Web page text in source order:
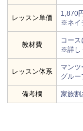
レッスン単価
1,870
※ネイ
教材費
コー
※詳し
レッスン体系
マンツ
グルー
備考欄 家族割